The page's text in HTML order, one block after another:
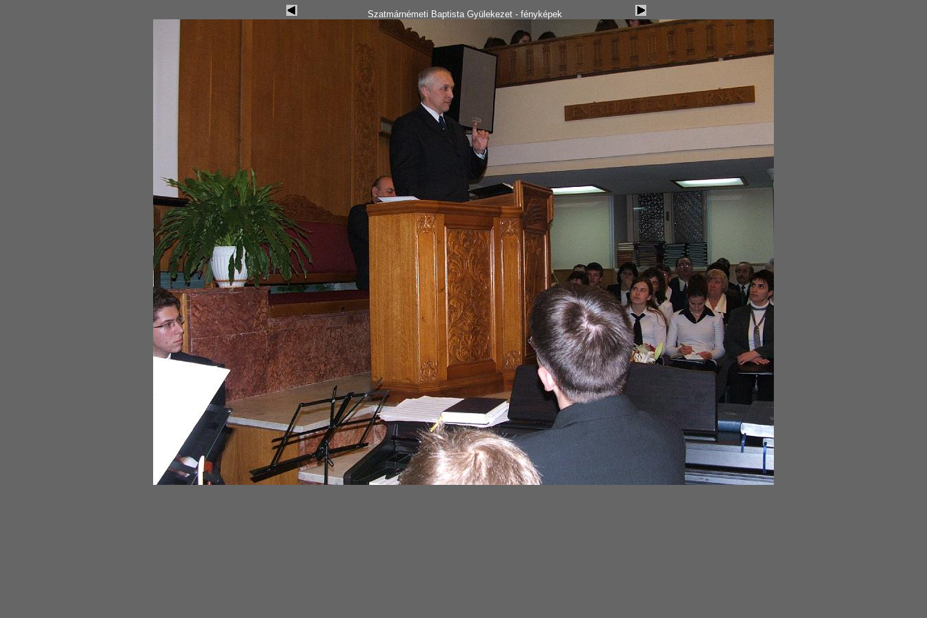
Szatmárnémeti Baptista Gyülekezet - fényképek